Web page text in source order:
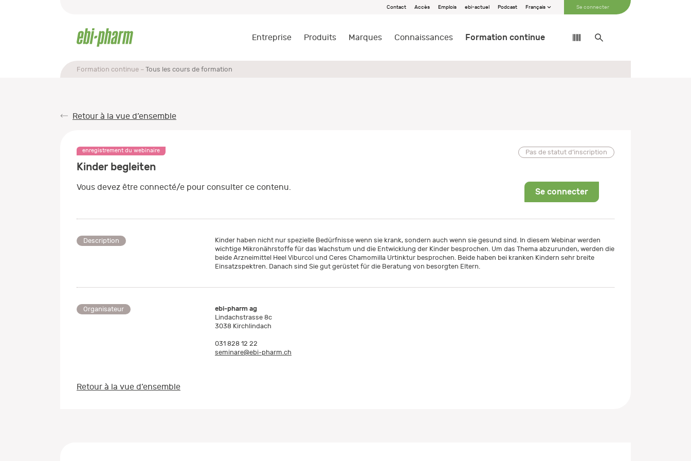
Contact Accès Emplois ebi-actuel Podcast Français Se connecter
Entreprise Produits Marques Connaissances Formation continue
Formation continue Tous les cours de formation
Retour à la vue d’ensemble
enregistrement du webinaire Pas de statut d’inscription
Kinder begleiten
Se connecter
Vous devez être connecté/e pour consulter ce contenu.
Description
Kinder haben nicht nur spezielle Bedürfnisse wenn sie krank, sondern auch wenn sie gesund sind. In diesem Webinar werden
wichtige Mikronährstoffe für das Wachstum und die Entwicklung der Kinder besprochen. Um das Thema abzurunden, werden die
beide Arzneimittel Heel Viburcol und Ceres Chamomilla Urtinktur besprochen. Beide haben bei kranken Kindern sehr breite
Einsatzspektren. Danach sind Sie gut gerüstet für die Beratung von besorgten Eltern.
Organisateur
ebi-pharm ag
Lindachstrasse 8c
3038 Kirchlindach
031 828 12 22
seminare@ebi-pharm.ch
Retour à la vue d’ensemble